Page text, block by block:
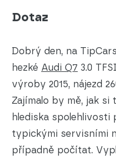
Dotaz
Dobrý den, na
hezké Audi Q7 3.0
výroby 2015, nájezd
Zajímalo by mě, jak
hlediska spolehlivosti
typickými servisními
případně počítat.